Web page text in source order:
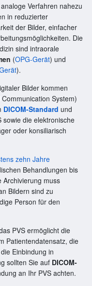
Verfahren nahezu
in reduzierter
der Bilder, einfacher
Die
sind intraorale
(OPG-Gerät) und
).
Bilder kommen
System)
DICOM-Standard und
sowie die elektronische
oder konsiliarisch
zehn Jahre
Behandlungen bis
Archivierung muss
Bildern sind zu
Person für den
PVS ermöglicht die
Patientendatensatz, die
Einbindung in
sollten Sie auf DICOM-
an Ihr PVS achten.